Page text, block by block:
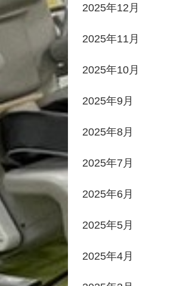
2025年12月
2025年11月
2025年10月
2025年9月
2025年8月
2025年7月
2025年6月
2025年5月
2025年4月